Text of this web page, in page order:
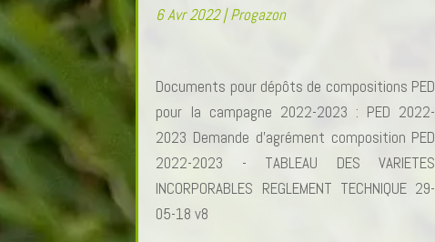
6 Avr 2022|Progazon
Documents pour dépôts de compositions PED
pour la campagne 2022-2023 : PED 2022-
2023 Demande d'agrément composition PED
2022-2023 - TABLEAU DES VARIETES
INCORPORABLES REGLEMENT TECHNIQUE 29-
05-18 v8